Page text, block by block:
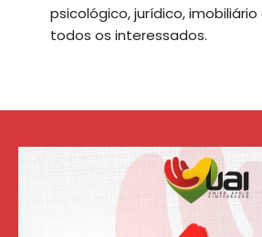
psicológico, jurídico,
todos os interessados.